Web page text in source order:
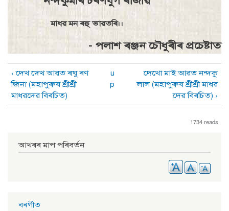
মাধৱ মন ৰহু ভাৱতৰি।।
- পলাশ ৰঞ্জন চৌধুৰীৰ প্ৰচেষ্টাত
‹ দেখ দেখ আৱত ৰঘু ৰণ
জিনা (মহাপুৰুষ শ্ৰীশ্ৰী
মাধৱদেৱ বিৰচিত)
u
p
দেখাে মাই আৱত নন্দকু
লাল (মহাপুৰুষ শ্ৰীশ্ৰী মাধৱ
দেৱ বিৰচিত) ›
1734 reads
আখৰৰ মাপ পৰিবৰ্তন
বৰগীত